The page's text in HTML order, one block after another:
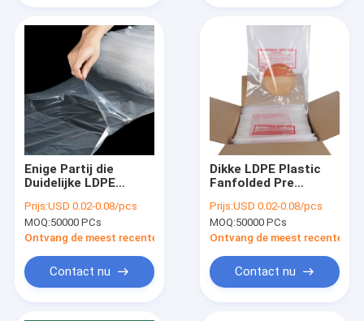
Enige Partij die
Duidelijke LDPE
Geperforeerde Pre
Geopende Zakken in
Doos openen
Prijs:USD 0.02-0.08/pcs
MOQ:50000 PCs
Ontvang de meest recente Prijs
Contact nu
Dikke LDPE Plastic
Fanfolded Pre
voor Droog Ijs
Prijs:USD 0.02-0.08/pcs
MOQ:50000 PCs
Ontvang de meest recente
Contact nu